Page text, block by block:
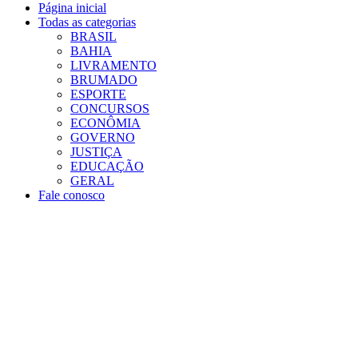
Página inicial
Todas as categorias
BRASIL
BAHIA
LIVRAMENTO
BRUMADO
ESPORTE
CONCURSOS
ECONÔMIA
GOVERNO
JUSTIÇA
EDUCAÇÃO
GERAL
Fale conosco